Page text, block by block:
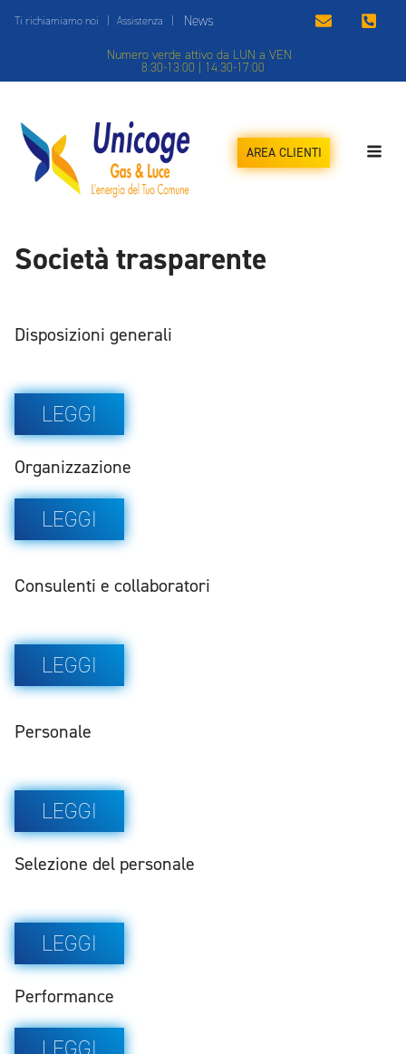
Ti richiamiamo noi | Assistenza | News
Numero verde attivo da LUN a VEN
8:30-13:00 | 14:30-17:00
AREA CLIENTI
Società trasparente
Disposizioni generali
LEGGI
Organizzazione
LEGGI
Consulenti e collaboratori
LEGGI
Personale
LEGGI
Selezione del personale
LEGGI
Performance